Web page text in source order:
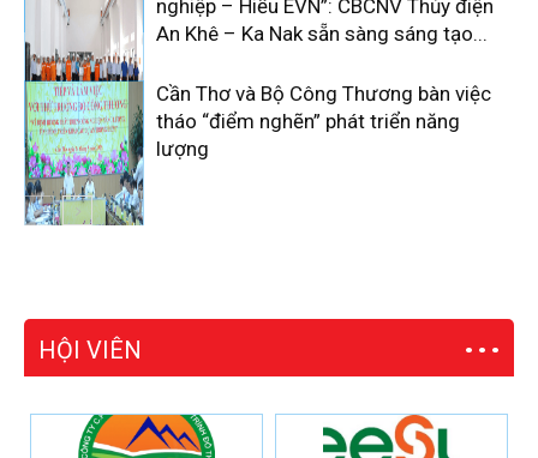
nghiệp – Hiểu EVN”: CBCNV Thủy điện
An Khê – Ka Nak sẵn sàng sáng tạo...
Cần Thơ và Bộ Công Thương bàn việc
tháo “điểm nghẽn” phát triển năng
lượng
HỘI VIÊN